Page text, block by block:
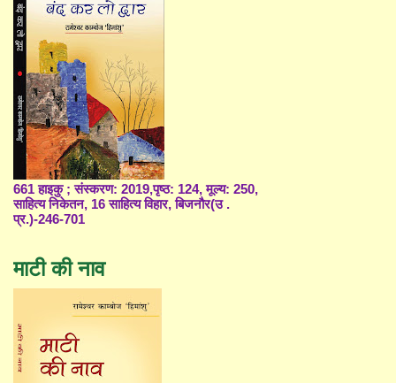
661 हाइकु ; संस्करण: 2019,पृष्ठ: 124, मूल्य: 250,
साहित्य निकेतन, 16 साहित्य विहार, बिजनौर(उ .
प्र.)-246-701
माटी की नाव